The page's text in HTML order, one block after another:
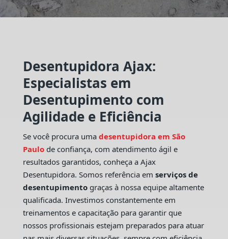
Desentupidora Ajax:
Especialistas em
Desentupimento com
Agilidade e Eficiência
Se você procura uma desentupidora em São
Paulo de confiança, com atendimento ágil e
resultados garantidos, conheça a Ajax
Desentupidora. Somos referência em serviços de
desentupimentograças à nossa equipe altamente
qualificada. Investimos constantemente em
treinamentos e capacitação para garantir que
nossos profissionais estejam preparados para atuar